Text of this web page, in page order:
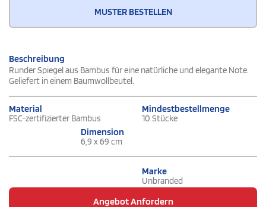
MUSTER BESTELLEN
Beschreibung
Runder Spiegel aus Bambus für eine natürliche und elegante Note.
Geliefert in einem Baumwollbeutel.
Material
FSC-zertifizierter Bambus
Mindestbestellmenge
10 Stücke
Dimension
6,9 x 69 cm
Marke
Unbranded
Angebot Anfordern